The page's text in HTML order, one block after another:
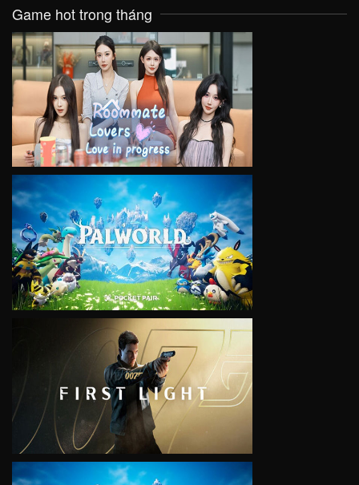
Game hot trong tháng
VIEW
VIEW
VIEW